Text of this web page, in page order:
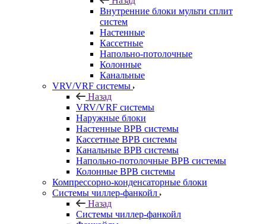
Внутренние блоки мульти сплит
систем
Настенные
Кассетные
Напольно-потолочные
Колонные
Канальные
VRV/VRF системы
Назад
VRV/VRF системы
Наружные блоки
Настенные ВРВ системы
Кассетные ВРВ системы
Канальные ВРВ системы
Напольно-потолочные ВРВ системы
Колонные ВРВ системы
Компрессорно-конденсаторные блоки
Системы чиллер-фанкойл
Назад
Системы чиллер-фанкойл